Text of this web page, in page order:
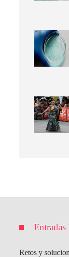
Entradas
Retos y